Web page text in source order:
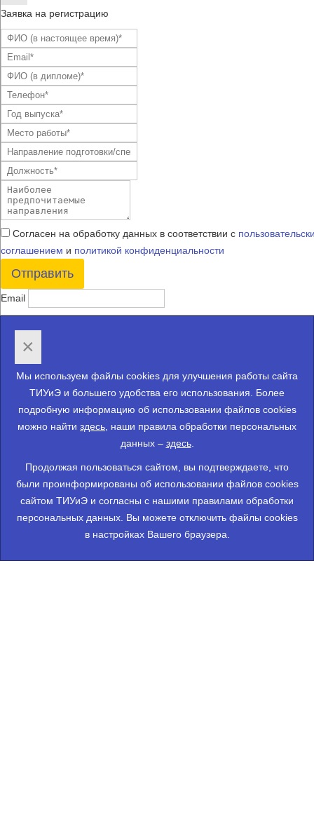
Заявка на регистрацию
Согласен на обработку данных в соответствии с
соглашением и политикой конфиденциальности
Отправить
Email
×
Мы используем файлы cookies для улучшения работы сайта
ТИУиЭ и большего удобства его использования. Более
подробную информацию об использовании файлов cookies
можно найти здесь , наши правила обработки персональных
данных – здесь.
Продолжая пользоваться сайтом, вы подтверждаете, что
были проинформированы об использовании файлов cookies
сайтом ТИУиЭ и согласны с нашими правилами обработки
персональных данных. Вы можете отключить файлы cookies
в настройках Вашего браузера.